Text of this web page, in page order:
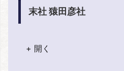
末社 猿田彦社
+ 開く